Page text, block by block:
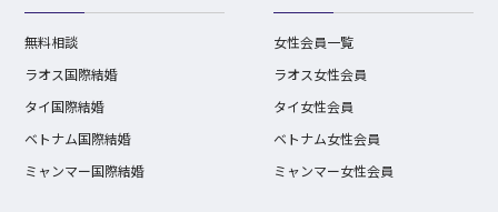
無料相談
ラオス国際結婚
タイ国際結婚
ベトナム国際結婚
ミャンマー国際結婚
女性会員一覧
ラオス女性会員
タイ女性会員
ベトナム女性会員
ミャンマー女性会員